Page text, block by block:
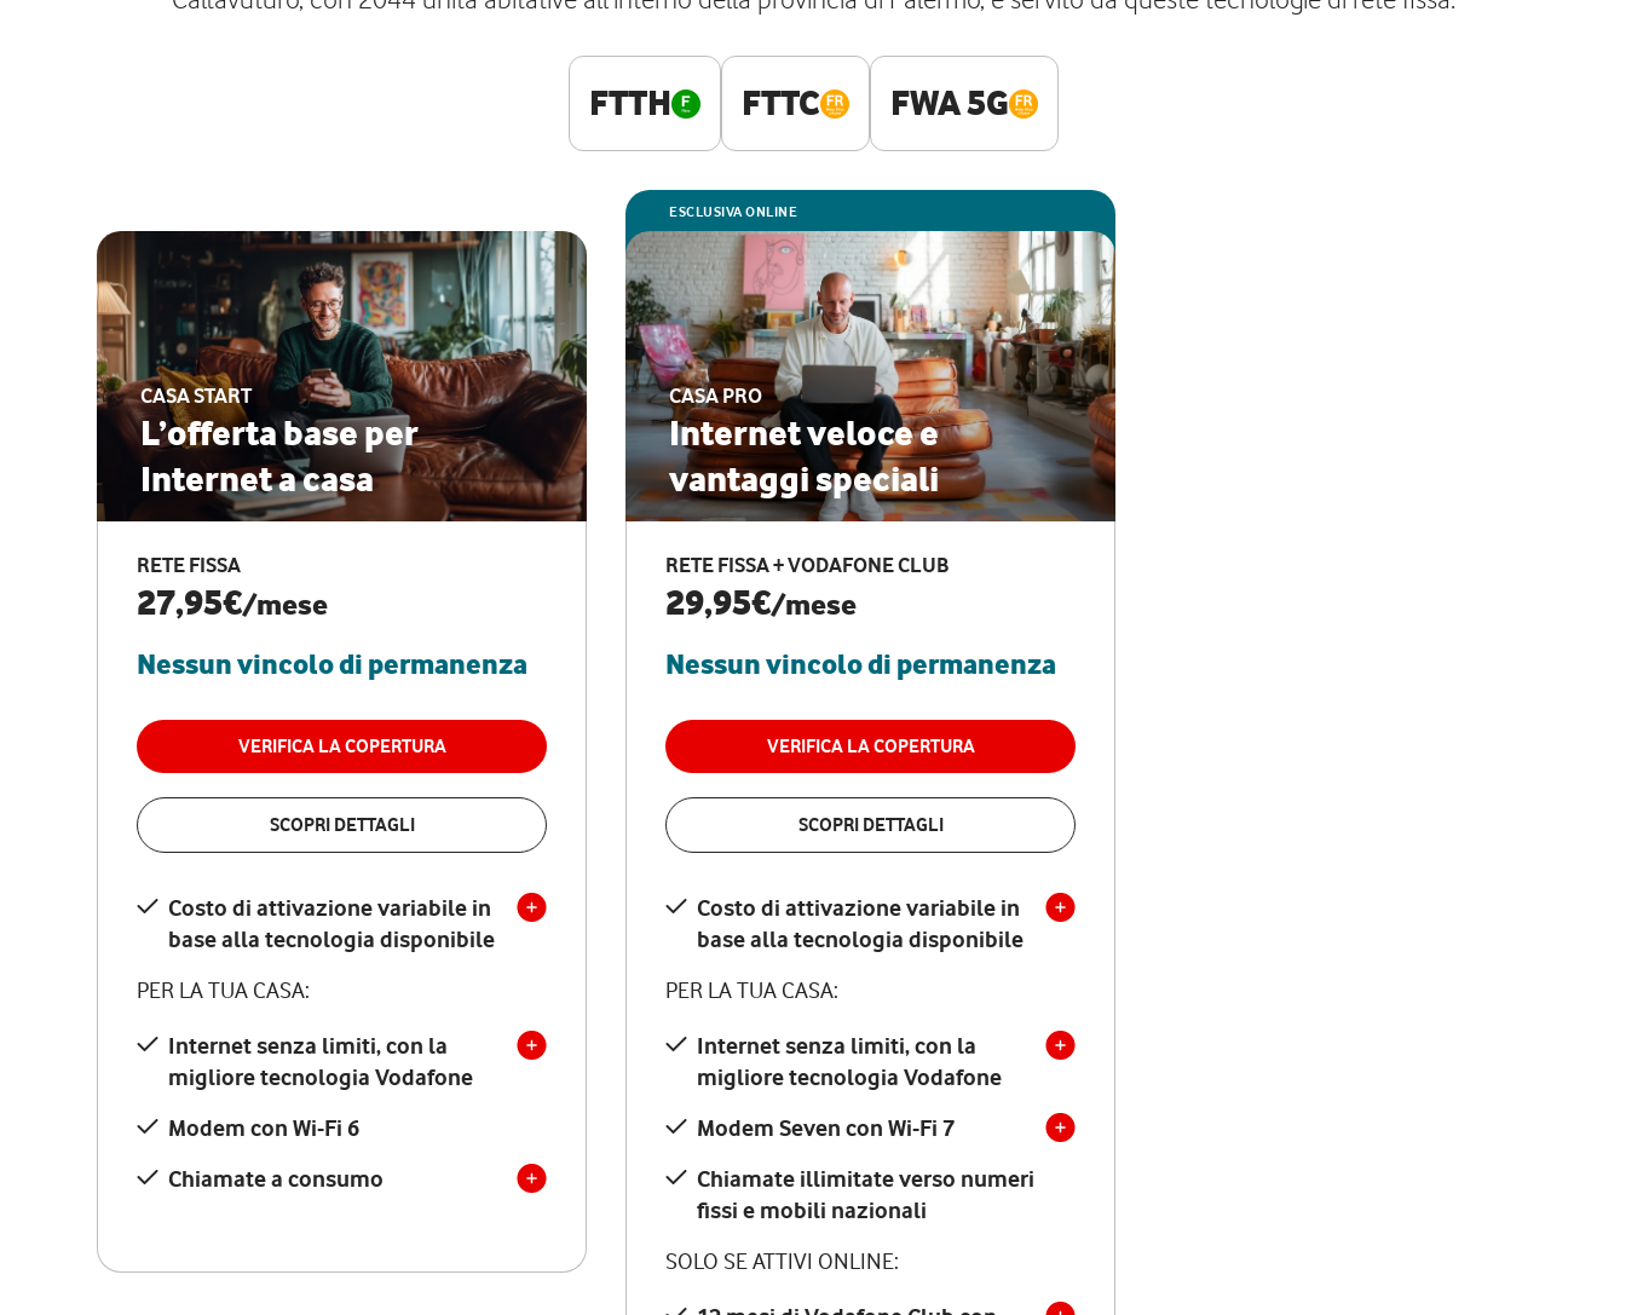
FTTH FTTC FWA 5G
CASA START
L’offerta base per
Internet a casa
RETE FISSA
27,95€/mese
Nessun vincolo di permanenza
VERIFICA LA COPERTURA
SCOPRI DETTAGLI
Costo di attivazione variabile in
base alla tecnologia disponibile
PER LA TUA CASA:
Internet senza limiti, con la
migliore tecnologia Vodafone
Modem con Wi-Fi 6
Chiamate a consumo
ESCLUSIVA ONLINE
CASA PRO
Internet veloce e
vantaggi speciali
RETE FISSA + VODAFONE CLUB
29,95€/mese
Nessun vincolo di permanenza
VERIFICA LA COPERTURA
SCOPRI DETTAGLI
Costo di attivazione variabile in
base alla tecnologia disponibile
PER LA TUA CASA:
Internet senza limiti, con la
migliore tecnologia Vodafone
Modem Seven con Wi-Fi 7
Chiamate illimitate verso numeri
fissi e mobili nazionali
SOLO SE ATTIVI ONLINE: